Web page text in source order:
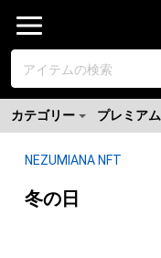
カテゴリー プレミアム
NEZUMIANA NFT
冬の日